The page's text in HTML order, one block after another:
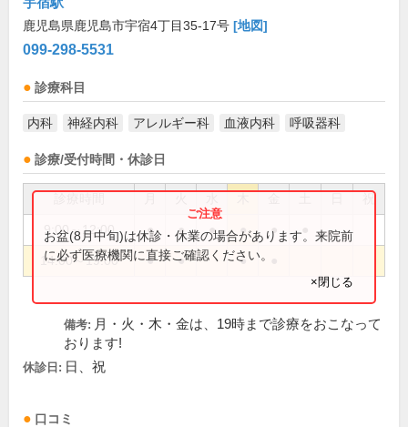
鹿児島県鹿児島市宇宿4丁目35-17号 [地図]
099-298-5531
診療科目
内科 神経内科 アレルギー科 血液内科 呼吸器科
診療/受付時間・休診日
祝
9:00～12:00 ● ● ● ● ●
14:00～19:00 ● ● ●
お盆(8月中旬)は休診・休業の場合があります。来院前
に必ず医療機関に直接ご確認ください。
×閉じる
備考: 月・火・木・金は、19時まで診療をおこなって
おります!
休診日: 日、祝
口コミ